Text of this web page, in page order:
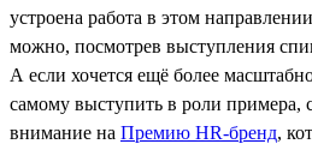
устроена работа в этом
можно, посмотрев выступления
А если хочется ещё более
самому выступить в роли примера,
внимание на Премию HR-бренд,